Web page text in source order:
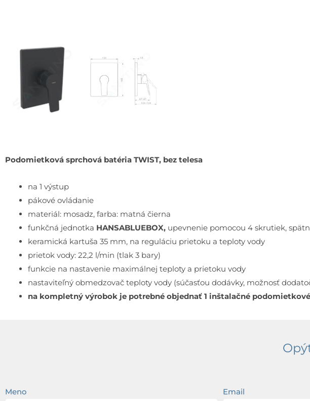
Podomietková sprchová batéria TWIST, bez telesa
na 1 výstup
pákové ovládanie
materiál: mosadz, farba: matná čierna
funkčná jednotka HANSABLUEBOX, upevnenie pomocou 4 skrutiek,
keramická kartuša 35 mm, na reguláciu prietoku a teploty vody
prietok vody: 22,2 l/min (tlak 3 bary)
funkcie na nastavenie maximálnej teploty a prietoku vody
nastaviteľný obmedzovač teploty vody (súčasťou dodávky, možnosť
na kompletný výrobok je potrebné objednať 1 inštalačné
Meno Email